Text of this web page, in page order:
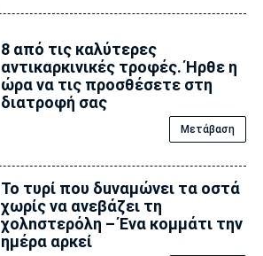
8 από τις καλύτερες
αντικαρκινικές τροφές. Ήρθε η
ώρα να τις προσθέσετε στη
διατροφή σας
Μετάβαση
Το τυρί που δuναμώνει τα οστά
χωρίς να ανεβάζει τη
χολnστερόλη – Ένα κομμάτι την
ημέρα αρκεί